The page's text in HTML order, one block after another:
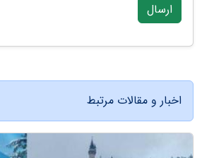
ارسال
اخبار و مقالات مرتبط